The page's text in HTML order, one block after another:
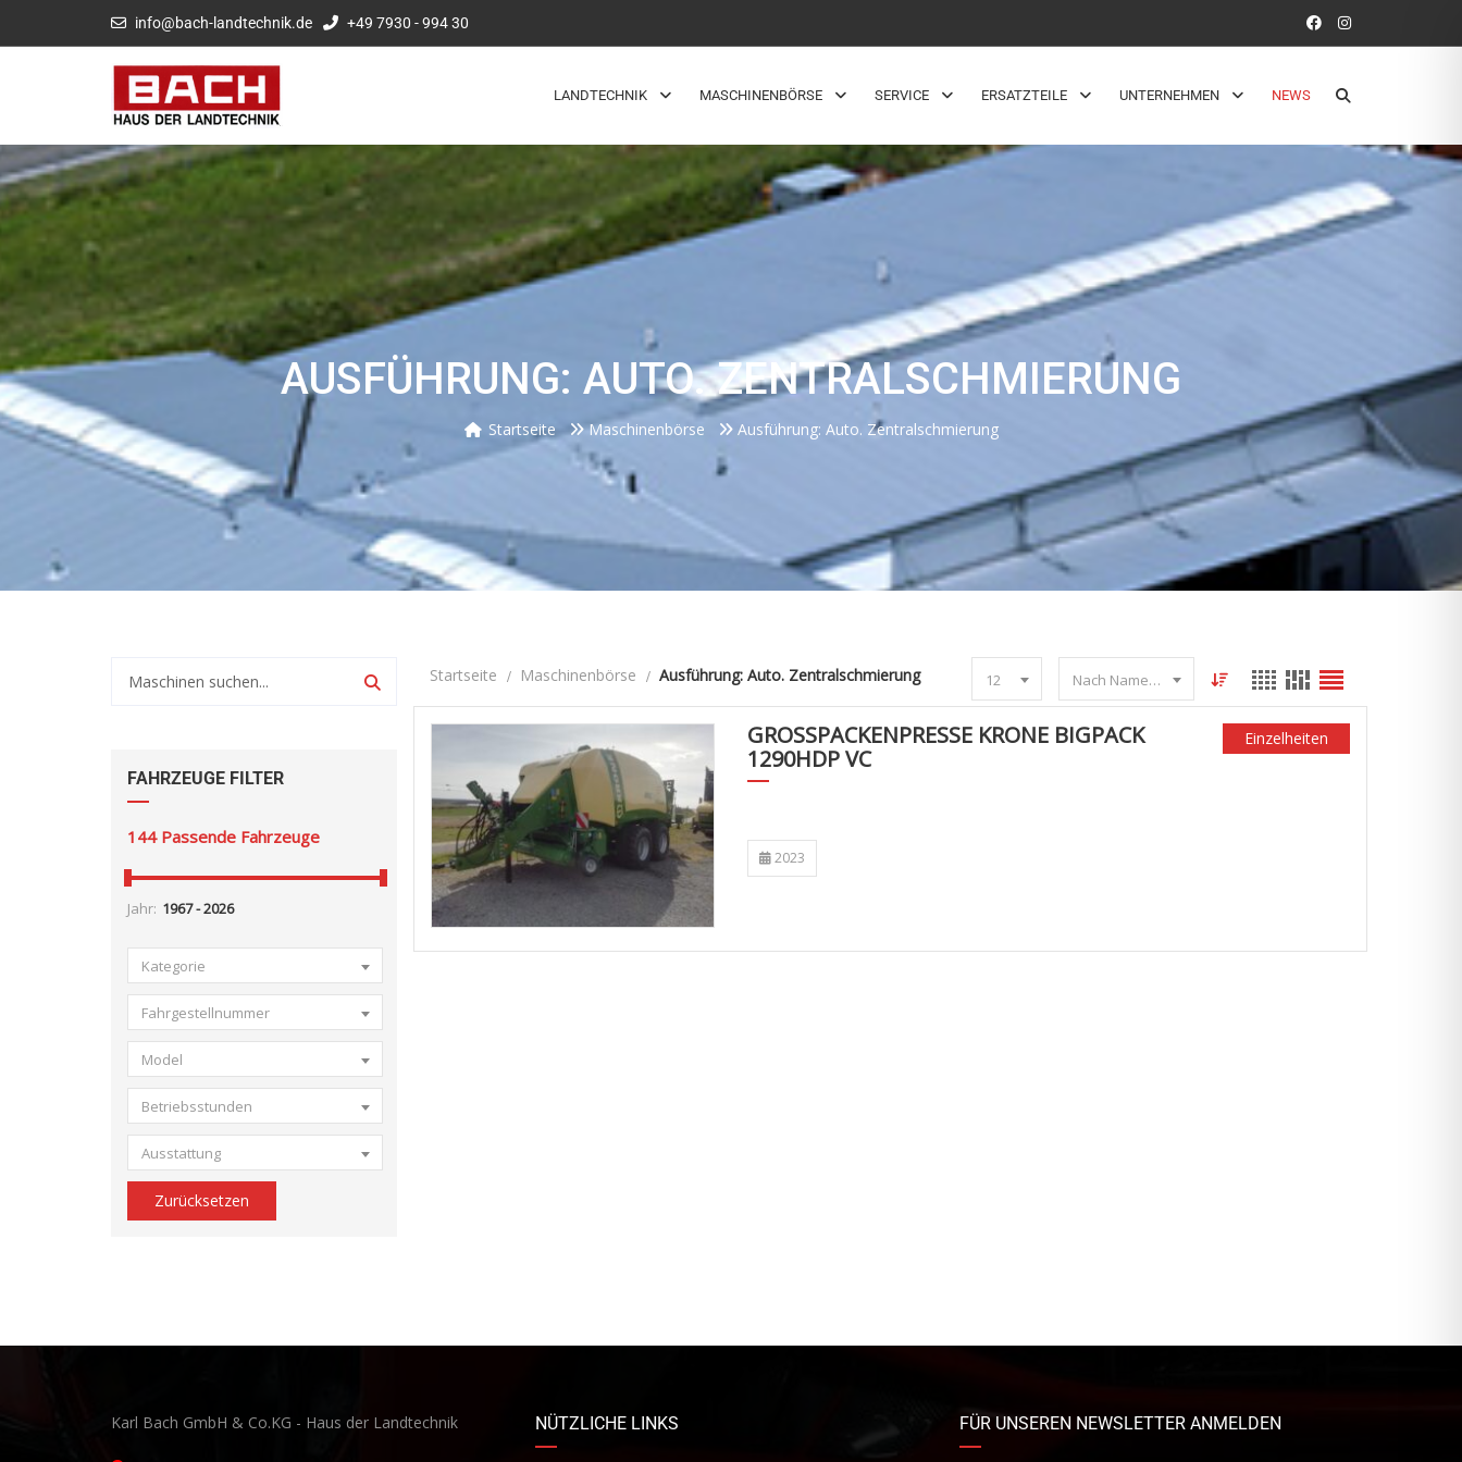
info@bach-landtechnik.de +49 7930 - 994 30
LANDTECHNIK MASCHINENBÖRSE SERVICE ERSATZTEILE UNTERNEHMEN NEWS
AUSFÜHRUNG: AUTO. ZENTRALSCHMIERUNG
Startseite Maschinenbörse Ausführung: Auto. Zentralschmierung
FAHRZEUGE FILTER
144 Passende Fahrzeuge
Jahr:
Kategorie
Fahrgestellnummer
Model
Betriebsstunden
Ausstattung
Zurücksetzen
Startseite Maschinenbörse Ausführung: Auto. Zentralschmierung 12 Nach Name sortieren
GROSSPACKENPRESSE KRONE BIGPACK 1
290HDP VC
Einzelheiten
2023
Karl Bach GmbH & Co.KG - Haus der Landtechnik NÜTZLICHE LINKS FÜR UNSEREN NEWSLETTER ANMELDEN